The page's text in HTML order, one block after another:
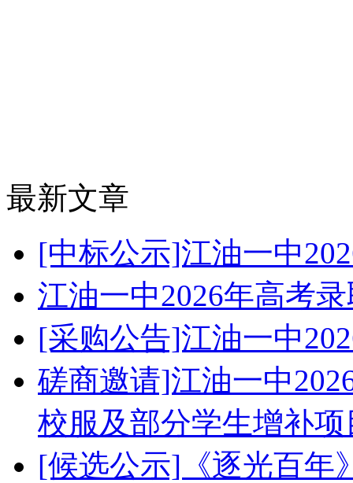
最新文章
[中标公示]江油一中
江油一中2026年高考
[采购公告]江油一中
磋商邀请]江油一中
校服及部分学生增补项
[候选公示]《逐光百年